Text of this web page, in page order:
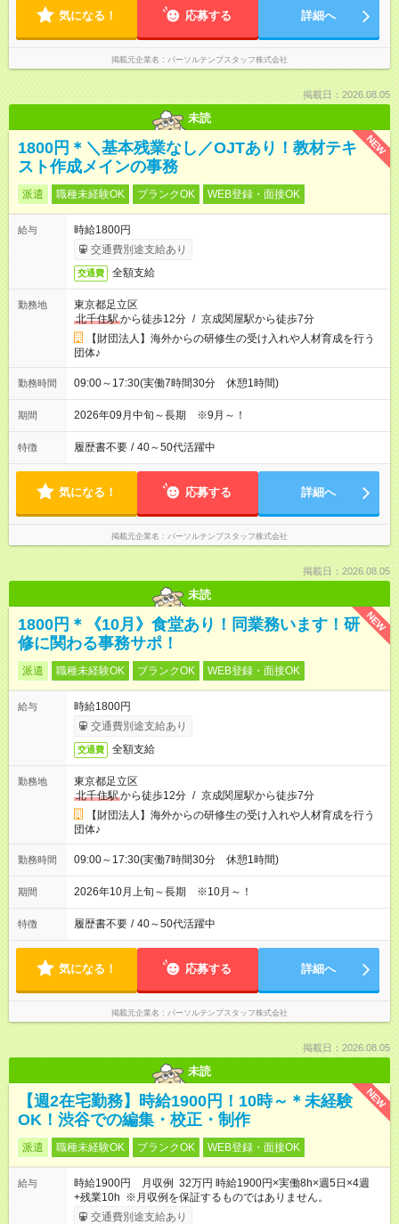
気になる！ 応募する 詳細へ
掲載元企業名 パーソルテンプスタッフ株式会社
掲載日：2026.08.05
未読
NEW
1800円＊＼基本残業なし／OJTあり！教材テキ
スト作成メインの事務
派遣 職種未経験OK ブランクOK WEB登録・面接OK
給与
時給1800円
交通費別途支給あり
交通費 全額支給
勤務地
東京都足立区
北千住駅から徒歩12分 / 京成関屋駅から徒歩7分
【財団法人】海外からの研修生の受け入れや人材育成を行う
団体♪
勤務時間 09:00～17:30(実働7時間30分 休憩1時間)
期間 2026年09月中旬～長期 ※9月～！
特徴 履歴書不要 / 40～50代活躍中
気になる！ 応募する 詳細へ
掲載元企業名 パーソルテンプスタッフ株式会社
掲載日：2026.08.05
未読
NEW
1800円＊《10月》食堂あり！同業務います！研
修に関わる事務サポ！
派遣 職種未経験OK ブランクOK WEB登録・面接OK
給与
時給1800円
交通費別途支給あり
交通費 全額支給
勤務地
東京都足立区
北千住駅から徒歩12分 / 京成関屋駅から徒歩7分
【財団法人】海外からの研修生の受け入れや人材育成を行う
団体♪
勤務時間 09:00～17:30(実働7時間30分 休憩1時間)
期間 2026年10月上旬～長期 ※10月～！
特徴 履歴書不要 / 40～50代活躍中
気になる！ 応募する 詳細へ
掲載元企業名 パーソルテンプスタッフ株式会社
掲載日：2026.08.05
未読
NEW
【週2在宅勤務】時給1900円！10時～＊未経験
OK！渋谷での編集・校正・制作
派遣 職種未経験OK ブランクOK WEB登録・面接OK
給与
時給1900円 月収例 32万円 時給1900円×実働8h×週5日×4週
+残業10h ※月収例を保証するものではありません。
交通費別途支給あり